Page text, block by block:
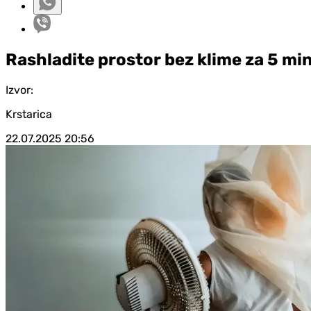
Rashladite prostor bez klime za 5
Izvor:
Krstarica
22.07.2025 20:56